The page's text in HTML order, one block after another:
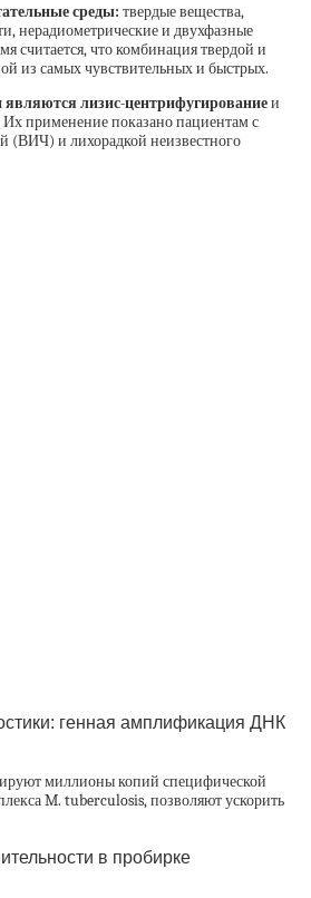
среды: твердые вещества,
нерадиометрические и двухфазные
считается, что комбинация твердой и
из самых чувствительных и быстрых.
лизис-центрифугированиеи
применение показано пациентам с
(ВИЧ) и лихорадкой неизвестного
генная амплификация ДНК
миллионы копий специфической
M. tuberculosis, позволяют ускорить
в пробирке